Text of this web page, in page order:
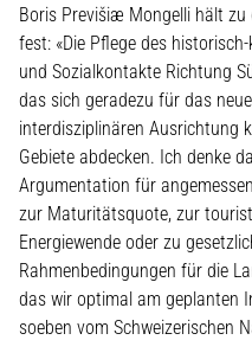
Boris Previšiæ Mongelli hält
fest: «Die Pflege des
und Sozialkontakte Richtung
das sich geradezu für das
interdisziplinären Ausrichtung
Gebiete abdecken. Ich denke
Argumentation für
zur Maturitätsquote, zur
Energiewende oder zu
Rahmenbedingungen für die
das wir optimal am geplanten
soeben vom Schweizerischen